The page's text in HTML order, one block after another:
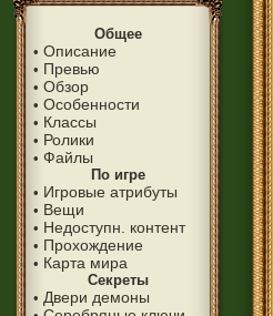
Общее
• Описание
• Превью
• Обзор
• Особенности
• Классы
• Ролики
• Файлы
По игре
• Игровые атрибуты
• Вещи
• Недоступн. контент
• Прохождение
• Карта мира
Секреты
• Двери демоны